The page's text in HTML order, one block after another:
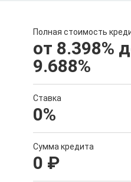
Полная стоимость
от 8.398%
9.688%
Ставка
0%
Сумма кредита
0 ₽